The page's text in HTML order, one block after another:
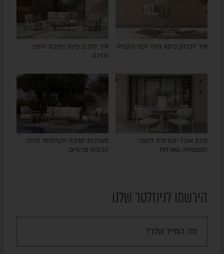
איך לבדוק כיסא גינה לפני הקנייה
איך לתכנן פינת ישיבה לחצר
ולגינה
פינת אוכל יוקרתית לחצר
למשפחה מארחת
מערכות ישיבה יוקרתיות לגינה
לבתים פרטיים
הירשמו לניוזלטר שלנו